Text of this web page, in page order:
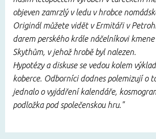
objeven zamrzlý v ledu v hrobce
Originál můžete vidět v Ermitáři v
darem perského krále náčelníkovi
Skythům, v jehož hrobě byl nalezen.
Hypotézy a diskuse se vedou kolem
koberce. Odborníci dodnes polemizují o
jednalo o vyjádření kalendáře,
podložka pod společenskou hru."